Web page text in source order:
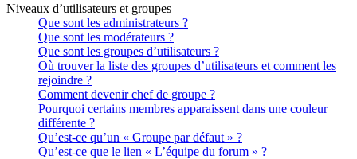
Niveaux d’utilisateurs et groupes
Que sont les administrateurs ?
Que sont les modérateurs ?
Que sont les groupes d’utilisateurs ?
Où trouver la liste des groupes d’utilisateurs et comment les
rejoindre ?
Comment devenir chef de groupe ?
Pourquoi certains membres apparaissent dans une couleur
différente ?
Qu’est-ce qu’un « Groupe par défaut » ?
Qu’est-ce que le lien « L’équipe du forum » ?